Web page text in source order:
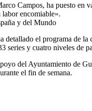
Campos, ha puesto en
labor encomiable».
y del Mundo
detallado el programa de
series y cuatro niveles de
del Ayuntamiento de
el fin de semana.